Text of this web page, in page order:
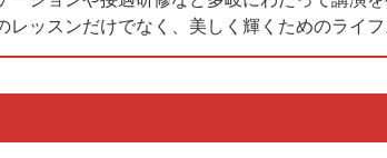
ッスンだけでなく、美しく輝くためのライフ